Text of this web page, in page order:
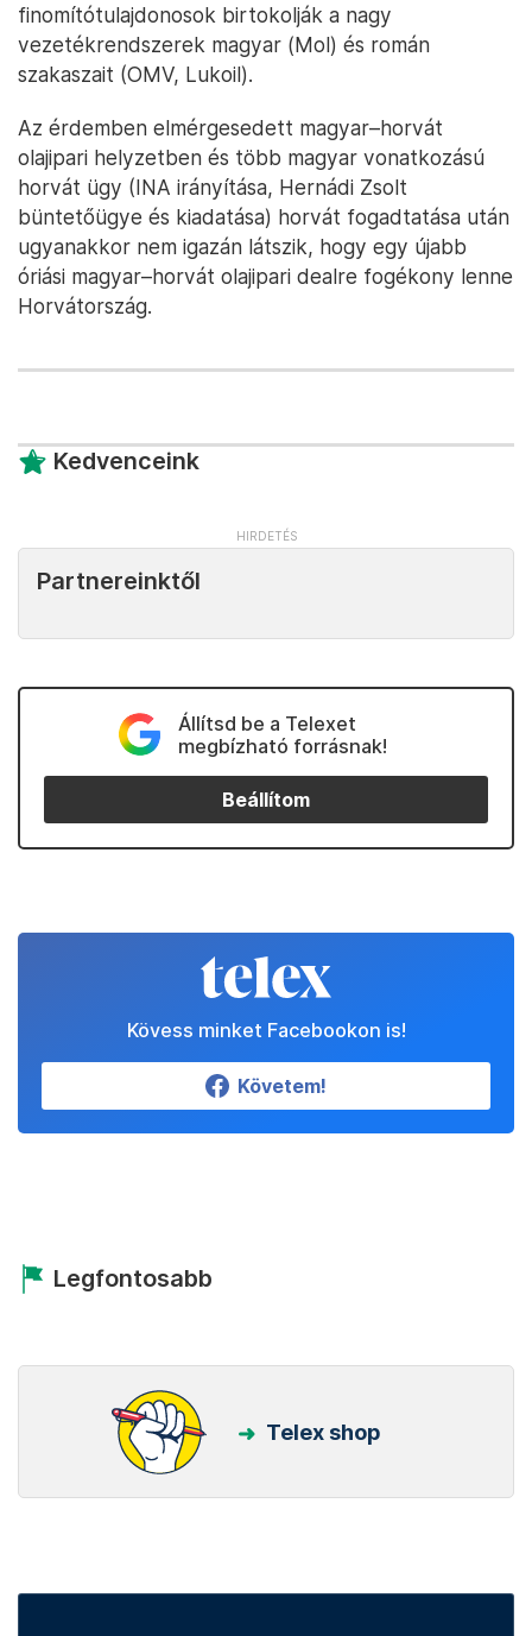
finomítótulajdonosok birtokolják a nagy
vezetékrendszerek magyar (Mol) és román
szakaszait (OMV, Lukoil).
Az érdemben elmérgesedett magyar–horvát
olajipari helyzetben és több magyar vonatkozású
horvát ügy (INA irányítása, Hernádi Zsolt
büntetőügye és kiadatása) horvát fogadtatása után
ugyanakkor nem igazán látszik, hogy egy újabb
óriási magyar–horvát olajipari dealre fogékony lenne
Horvátország.
Kedvenceink
Partnereinktől
Állítsd be a Telexet
megbízható forrásnak!
Beállítom
Kövess minket Facebookon is!
Követem!
Legfontosabb
Telex shop